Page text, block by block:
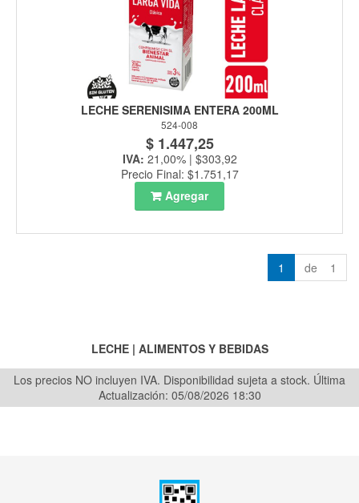
LECHE SERENISIMA ENTERA 200ML
524-008
$ 1.447,25
IVA: 21,00% | $303,92
Precio Final: $1.751,17
Agregar
1 de 1
LECHE| ALIMENTOS Y BEBIDAS
Los precios NO incluyen IVA. Disponibilidad sujeta a stock. Última
Actualización: 05/08/2026 18:30